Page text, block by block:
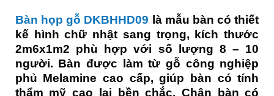
Bàn họp gỗ DKBHHD09 là mẫu bàn có thiết
kế hình chữ nhật sang trọng, kích thước
2m6x1m2 phù hợp với số lượng 8 – 10
người. Bàn được làm từ gỗ công nghiệp
phủ Melamine cao cấp, giúp bàn có tính
thẩm mỹ cao lại bền chắc. Chân bàn có